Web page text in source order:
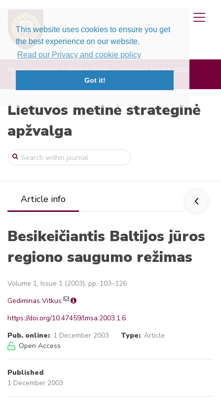
This website uses cookies to ensure you get
the best experience on our website.
Read our Privacy and cookie policy
Got it!
Home Journals lmsa Issues
Volume 1, Issue 1 (2003)
Besikeičiantis Baltijos jūros regiono sa ...
Lietuvos metinė strateginė
apžvalga
Article info
Besikeičiantis Baltijos jūros
regiono saugumo režimas
Volume 1, Issue 1 (2003), pp. 103–126
Gediminas Vitkus
https://doi.org/10.47459/lmsa.2003.1.6
Pub. online: 1 December 2003 Type: Article
Open Access
Published
1 December 2003